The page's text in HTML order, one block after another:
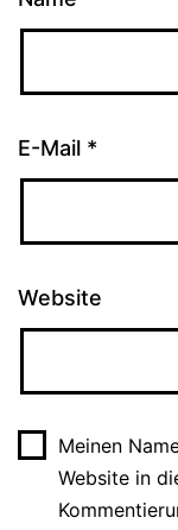
E-Mail *
Website
Meinen
Website in